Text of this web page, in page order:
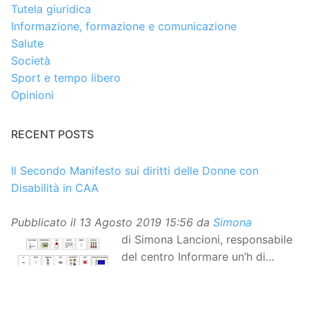
Tutela giuridica
Informazione, formazione e comunicazione
Salute
Società
Sport e tempo libero
Opinioni
RECENT POSTS
Il Secondo Manifesto sui diritti delle Donne con
Disabilità in CAA
Pubblicato il 13 Agosto 2019 15:56 da Simona
di Simona Lancioni, responsabile
del centro Informare un’h di